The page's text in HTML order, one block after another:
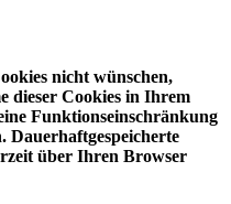
nicht wünschen,
dieser Cookies in Ihrem
Funktionseinschränkung
Dauerhaftgespeicherte
über Ihren Browser